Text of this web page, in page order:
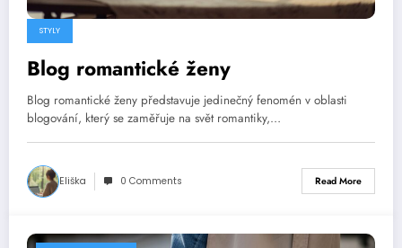
STYLY
Blog romantické ženy
Blog romantické ženy představuje jedinečný fenomén v oblasti
blogování, který se zaměřuje na svět romantiky,…
Eliška 0 Comments Read More